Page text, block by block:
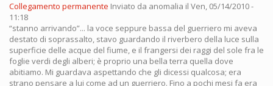
Collegamento permanente Inviato da anomalia il Ven, 05/14/2010 -
11:18
“stanno arrivando”... la voce seppure bassa del guerriero mi aveva
destato di soprassalto, stavo guardando il riverbero della luce sulla
superficie delle acque del fiume, e il frangersi dei raggi del sole fra le
foglie verdi degli alberi; è proprio una bella terra quella dove
abitiamo. Mi guardava aspettando che gli dicessi qualcosa; era
strano pensare a lui come ad un guerriero. Fino a pochi mesi fa era